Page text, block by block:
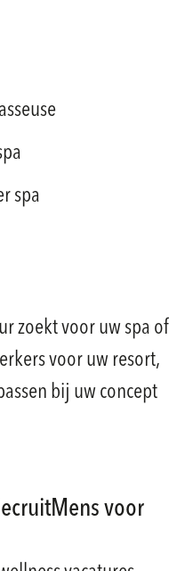
spa
zoekt voor uw spa of
voor uw resort,
bij uw concept
voor